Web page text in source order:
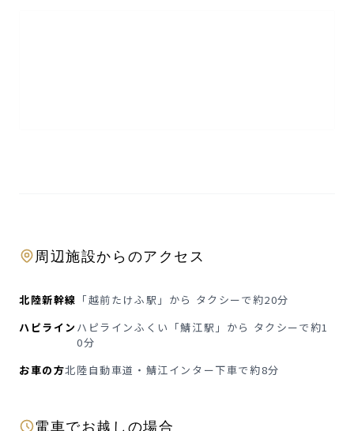
周辺施設からのアクセス
北陸新幹線 「越前たけふ駅」から タクシーで約20分
ハピライン ハピラインふくい「鯖江駅」から タクシーで約1
0分
お車の方北陸自動車道・鯖江インター下車で約8分
電車でお越しの場合